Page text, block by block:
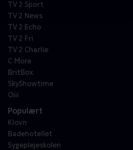
TV 2 Sport
TV 2 News
TV 2 Echo
TV 2 Fri
TV 2 Charlie
C More
BritBox
SkyShowtime
Oiii
Populært
Klovn
Badehotellet
Sygeplejeskolen